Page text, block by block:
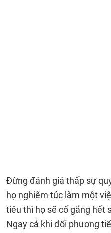
Đừng đánh giá thấp sự
họ nghiêm túc làm một
tiêu thì họ sẽ cố gắng hết
Ngay cả khi đối phương